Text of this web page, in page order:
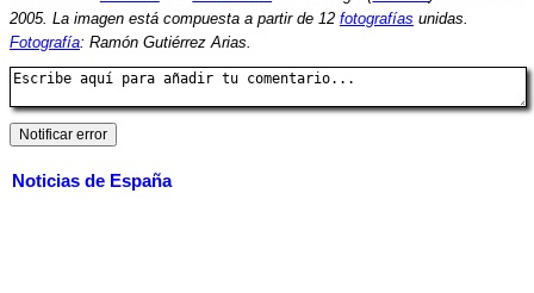
2005. La imagen está compuesta a partir de 12 fotografías unidas.
Fotografía: Ramón Gutiérrez Arias.
Noticias de España